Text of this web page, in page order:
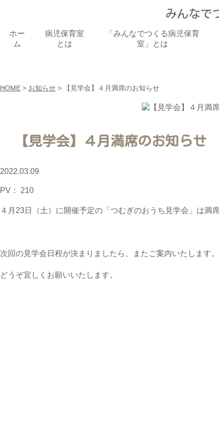
みんな
ホー
ム
病児保育室
とは
「みんなでつくる病児保育
室」とは
HOME > お知らせ > 【見学会】４月満席のお知らせ
【見学会】４月満席のお知らせ
2022.03.09
PV： 210
４月23日（土）に開催予定の「つむぎのおうち見学会」は満
次回の見学会日程が決まりましたら、またご案内いたします。
どうぞ宜しくお願いいたします。